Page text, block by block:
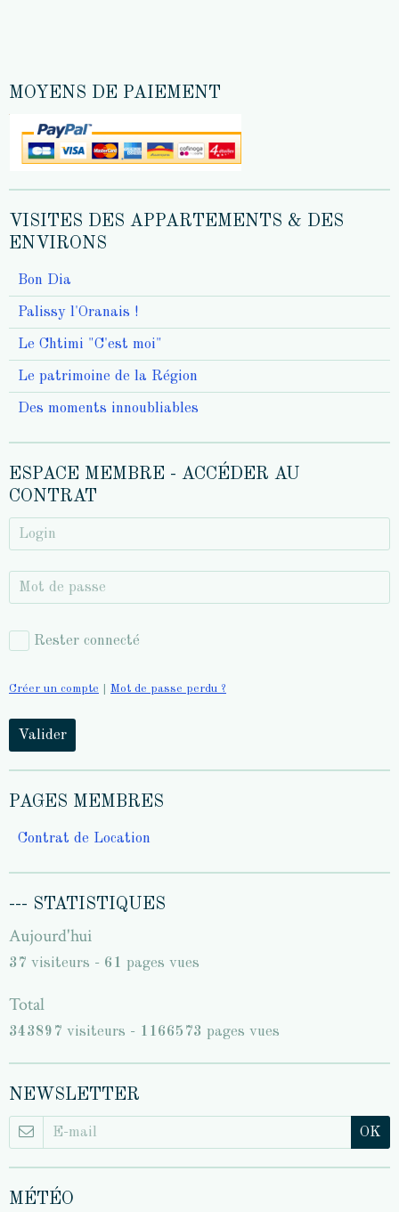
MOYENS DE PAIEMENT
VISITES DES APPARTEMENTS & DES
ENVIRONS
Bon Dia
Palissy l'Oranais !
Le Chtimi "C'est moi"
Le patrimoine de la Région
Des moments innoubliables
ESPACE MEMBRE - ACCÉDER AU
CONTRAT
Rester connecté
Créer un compte Mot de passe perdu ?
Valider
PAGES MEMBRES
Contrat de Location
--- STATISTIQUES
Aujourd'hui
37 visiteurs - 61 pages vues
Total
343897 visiteurs - 1166573 pages vues
NEWSLETTER
OK
MÉTÉO